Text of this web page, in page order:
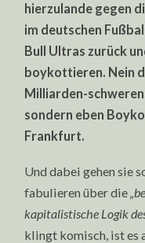
hierzulande gegen
im deutschen
Bull Ultras zurück
boykottieren. Nein
Milliarden-
sondern eben
Frankfurt.
Und dabei gehen sie
fabulieren über die
kapitalistische Logik
klingt komisch, ist es